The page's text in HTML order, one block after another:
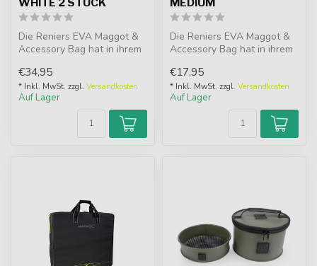
Die Reniers EVA Maggot &
Accessory Bag hat in ihrem
Mesh,...
€34,95
* Inkl. MwSt. zzgl. Versandkosten
Auf Lager
Die Reniers EVA Maggot &
Accessory Bag hat in ihrem
Mesh,...
€17,95
* Inkl. MwSt. zzgl. Versandkosten
Auf Lager